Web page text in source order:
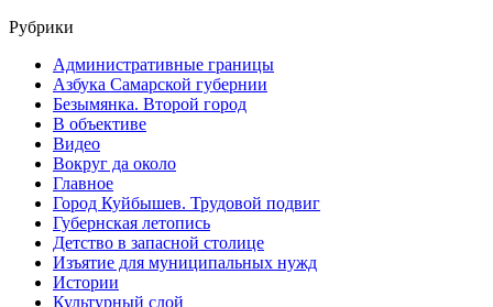
Рубрики
Административные границы
Азбука Самарской губернии
Безымянка. Второй город
В объективе
Видео
Вокруг да около
Главное
Город Куйбышев. Трудовой подвиг
Губернская летопись
Детство в запасной столице
Изъятие для муниципальных нужд
Истории
Культурный слой